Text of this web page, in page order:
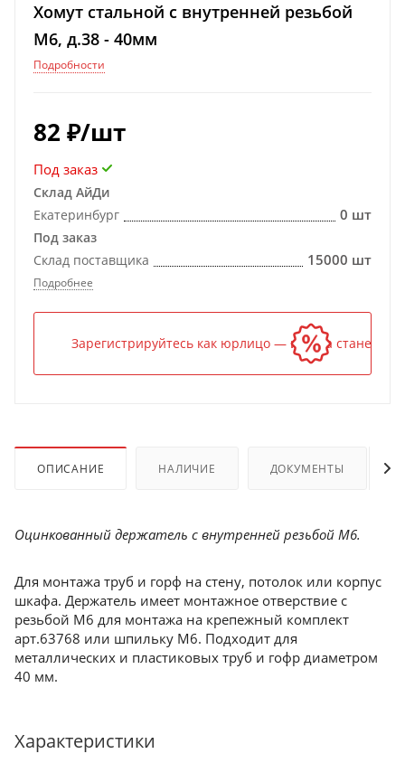
Хомут стальной с внутренней резьбой
М6, д.38 - 40мм
Подробности
82 ₽/шт
Под заказ
Склад АйДи
Екатеринбург
0 шт
Под заказ
Склад поставщика
15000 шт
Подробнее
Зарегистрируйтесь как юрлицо — и цена станет
ОПИСАНИЕ НАЛИЧИЕ ДОКУМЕНТЫ
Оцинкованный держатель с внутренней резьбой М6.
Для монтажа труб и горф на стену, потолок или корпус
шкафа. Держатель имеет монтажное отверствие с
резьбой М6 для монтажа на крепежный комплект
арт.63768 или шпильку М6. Подходит для
металлических и пластиковых труб и гофр диаметром
40 мм.
Характеристики